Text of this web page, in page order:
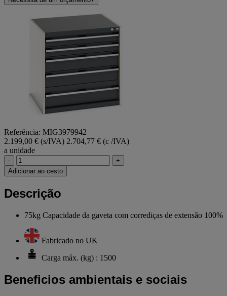
Referência: MIG3979942
2.199,00 € (s/IVA) 2.704,77 € (c /IVA)
a unidade
-
+
Adicionar ao cesto
Descrição
75kg Capacidade da gaveta com corrediças de extensão 100%
Fabricado no UK
Carga máx. (kg) : 1500
Beneficios ambientais e sociais